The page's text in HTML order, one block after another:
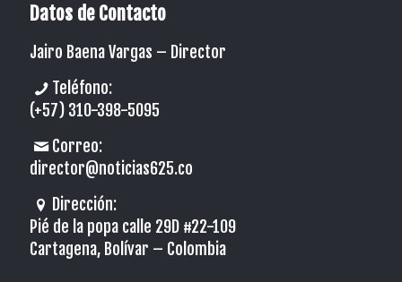
Datos de Contacto
Jairo Baena Vargas – Director
Teléfono:
(+57) 310-398-5095
Correo:
director@noticias625.co
Dirección:
Pié de la popa calle 29D #22-109
Cartagena, Bolívar – Colombia